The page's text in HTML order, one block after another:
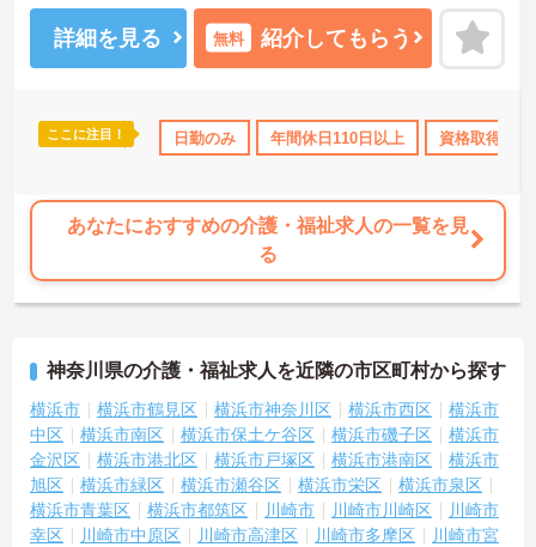
110日以上 資格取得サポート 研修制度あり 産休･育休･介護
年以上ある方は応募可能です。ご興味を持たれた方は是非お気軽に
お問い合わせ下さい。
詳細を見る 無料 紹介してもらう
ここに注目！ 日勤のみ 年間休日110日以上 資格取得サポ
あなたにおすすめの介護・福祉求人の一覧を見
る
神奈川県の介護・福祉求人を近隣の市区町村から探す
横浜市 横浜市鶴見区 横浜市神奈川区 横浜市西区
横浜市
中区
横浜市南区 横浜市保土ケ谷区 横浜市磯子区
横浜市
金沢区
横浜市港北区 横浜市戸塚区 横浜市港南区
横浜市
旭区
横浜市緑区 横浜市瀬谷区 横浜市栄区
横浜市泉区
横浜市青葉区
横浜市都筑区 川崎市 川崎市川崎区
川崎市
幸区
川崎市中原区 川崎市高津区 川崎市多摩区
川崎市宮